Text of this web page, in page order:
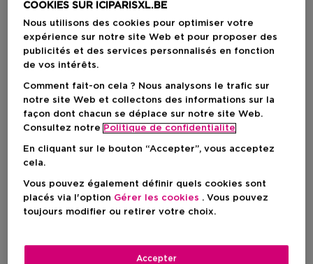
Choisissez votre format
15 ML En stock
15 ML
15,00 €
100 ML
60,00 €
COOKIES SUR ICIPARISXL.BE
Nous utilisons des cookies pour optimiser votre
expérience sur notre site Web et pour proposer des
publicités et des services personnalisés en fonction
de vos intérêts.
Comment fait-on cela ? Nous analysons le trafic sur
notre site Web et collectons des informations sur la
façon dont chacun se déplace sur notre site Web.
Consultez notre Politique de confidentialite
En cliquant sur le bouton “Accepter”, vous acceptez
cela.
Vous pouvez également définir quels cookies sont
placés via l'option Gérer les cookies . Vous pouvez
toujours modifier ou retirer votre choix.
Accepter